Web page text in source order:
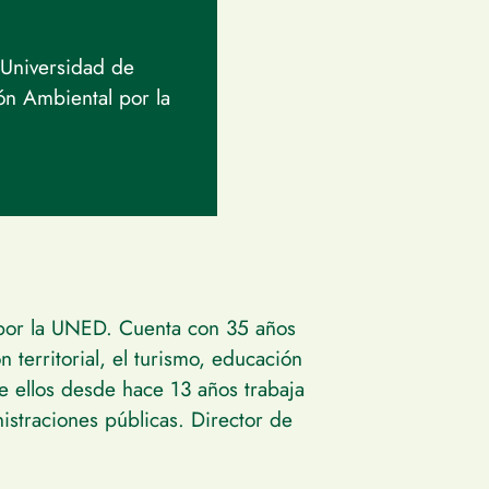
de
Ambiental por la
la UNED. Cuenta con 35 años
territorial, el turismo, educación
desde hace 13 años trabaja
públicas. Director de